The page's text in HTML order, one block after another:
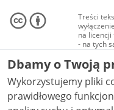
Treści
na
- na tych
Materiały
audio i
Creative
NC-ND
Dbamy o Twoją
Wykorzystujemy pliki
prawidłowego